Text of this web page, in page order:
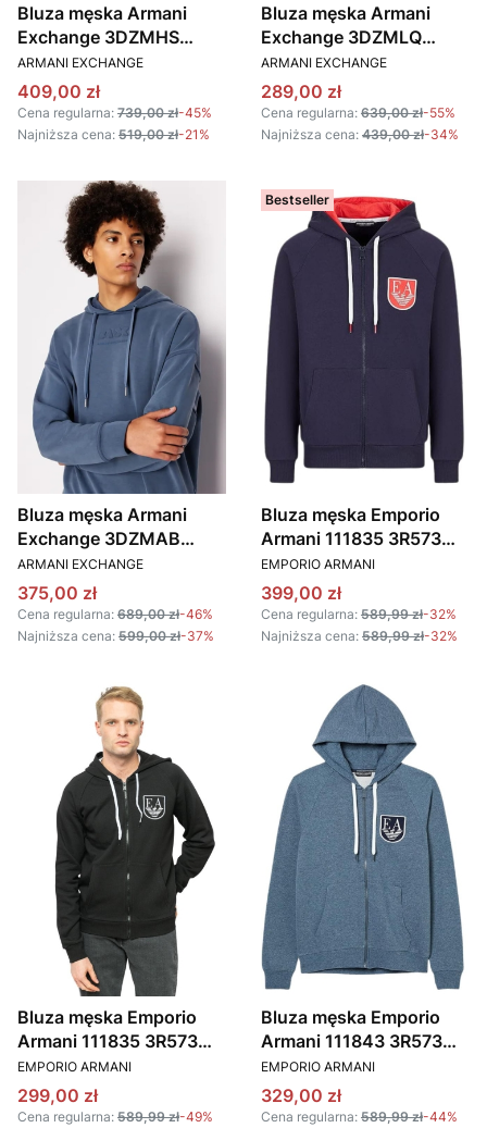
Bluza męska Armani
Exchange 3DZMHS
ZJGGZ biały
PRODUCENT
ARMANI EXCHANGE
Cena promocyjna
409,00 zł
Cena regularna: 739,00 zł-45%
Najniższa cena: 519,00 zł-21%
Bluza męska Armani
Exchange 3DZMLQ
ZJLGZ 1583 granatowy
PRODUCENT
ARMANI EXCHANGE
Cena promocyjna
289,00 zł
Cena regularna: 639,00 zł-55%
Najniższa cena: 439,00 zł-34%
Bluza męska Armani
Exchange 3DZMAB
ZJUBZ 45AM niebieski
PRODUCENT
ARMANI EXCHANGE
Cena promocyjna
375,00 zł
Cena regularna: 689,00 zł-46%
Najniższa cena: 599,00 zł-37%
Bestseller
Bluza męska Emporio
Armani 111835 3R573
48336 granatowy
PRODUCENT
EMPORIO ARMANI
Cena promocyjna
399,00 zł
Cena regularna: 589,99 zł-32%
Najniższa cena: 589,99 zł-32%
Bluza męska Emporio
Armani 111835 3R573
czarny
PRODUCENT
EMPORIO ARMANI
Cena promocyjna
299,00 zł
Cena regularna: 589,99 zł-49%
Bluza męska Emporio
Armani 111843 3R573
28134 niebieski
PRODUCENT
EMPORIO ARMANI
Cena promocyjna
329,00 zł
Cena regularna: 589,99 zł-44%